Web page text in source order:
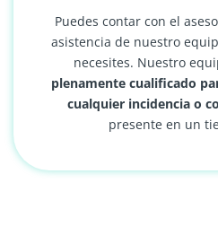
Puedes contar con el
asistencia de nuestro
necesites. Nuestro
plenamente cualificado
cualquier incidencia o
presente en un